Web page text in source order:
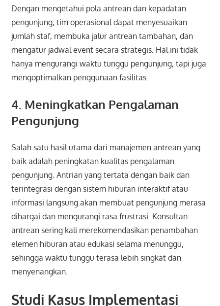
Dengan mengetahui pola antrean dan kepadatan
pengunjung, tim operasional dapat menyesuaikan
jumlah staf, membuka jalur antrean tambahan, dan
mengatur jadwal event secara strategis. Hal ini tidak
hanya mengurangi waktu tunggu pengunjung, tapi juga
mengoptimalkan penggunaan fasilitas.
4. Meningkatkan Pengalaman
Pengunjung
Salah satu hasil utama dari manajemen antrean yang
baik adalah peningkatan kualitas pengalaman
pengunjung. Antrian yang tertata dengan baik dan
terintegrasi dengan sistem hiburan interaktif atau
informasi langsung akan membuat pengunjung merasa
dihargai dan mengurangi rasa frustrasi. Konsultan
antrean sering kali merekomendasikan penambahan
elemen hiburan atau edukasi selama menunggu,
sehingga waktu tunggu terasa lebih singkat dan
menyenangkan.
Studi Kasus Implementasi